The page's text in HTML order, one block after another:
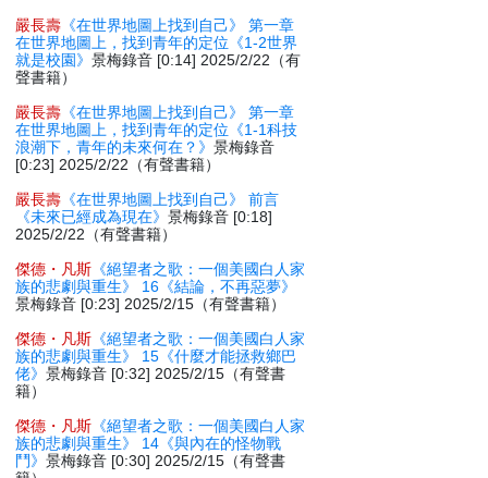
嚴長壽 《在世界地圖上找到自己》 第一章
在世界地圖上，找到青年的定位《1-2世界
就是校園》景梅錄音 [0:14] 2025/2/22（有
聲書籍）
嚴長壽 《在世界地圖上找到自己》 第一章
在世界地圖上，找到青年的定位《1-1科技
浪潮下，青年的未來何在？》景梅錄音
[0:23] 2025/2/22（有聲書籍）
嚴長壽 《在世界地圖上找到自己》 前言
《未來已經成為現在》景梅錄音 [0:18]
2025/2/22（有聲書籍）
傑德・凡斯 《絕望者之歌：一個美國白人家
族的悲劇與重生》 16《結論，不再惡夢》
景梅錄音 [0:23] 2025/2/15（有聲書籍）
傑德・凡斯 《絕望者之歌：一個美國白人家
族的悲劇與重生》 15《什麼才能拯救鄉巴
佬》景梅錄音 [0:32] 2025/2/15（有聲書
籍）
傑德・凡斯 《絕望者之歌：一個美國白人家
族的悲劇與重生》 14《與內在的怪物戰
鬥》景梅錄音 [0:30] 2025/2/15（有聲書